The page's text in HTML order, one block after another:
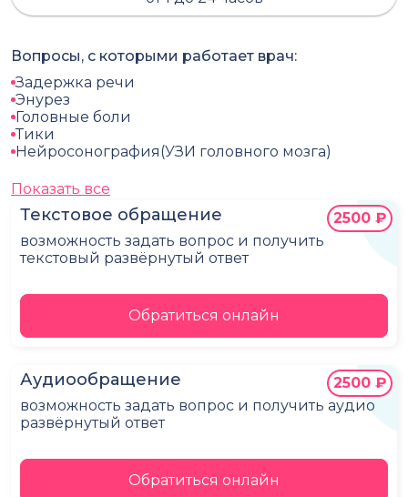
Текстовое обращение
возможность задать вопрос и получить
текстовый развёрнутый ответ
2500 ₽
Обратиться онлайн
Аудиообращение
возможность задать вопрос и получить аудио
развёрнутый ответ
2500 ₽
Обратиться онлайн
Вопросы, с которыми работает врач:
Задержка речи
Энурез
Головные боли
Тики
Нейросонография(УЗИ головного мозга)
Показать все